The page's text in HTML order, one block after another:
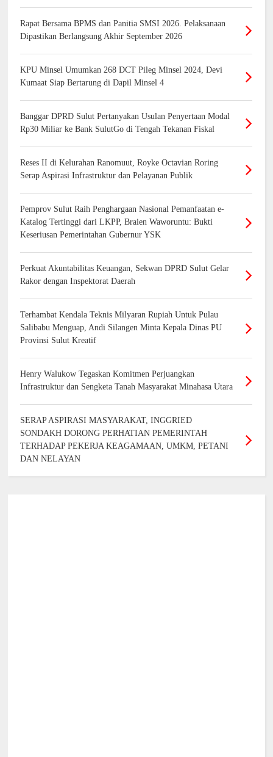
Rapat Bersama BPMS dan Panitia SMSI 2026. Pelaksanaan
Dipastikan Berlangsung Akhir September 2026
KPU Minsel Umumkan 268 DCT Pileg Minsel 2024, Devi
Kumaat Siap Bertarung di Dapil Minsel 4
Banggar DPRD Sulut Pertanyakan Usulan Penyertaan Modal
Rp30 Miliar ke Bank SulutGo di Tengah Tekanan Fiskal
Reses II di Kelurahan Ranomuut, Royke Octavian Roring
Serap Aspirasi Infrastruktur dan Pelayanan Publik
Pemprov Sulut Raih Penghargaan Nasional Pemanfaatan e-
Katalog Tertinggi dari LKPP, Braien Waworuntu: Bukti
Keseriusan Pemerintahan Gubernur YSK
Perkuat Akuntabilitas Keuangan, Sekwan DPRD Sulut Gelar
Rakor dengan Inspektorat Daerah
Terhambat Kendala Teknis Milyaran Rupiah Untuk Pulau
Salibabu Menguap, Andi Silangen Minta Kepala Dinas PU
Provinsi Sulut Kreatif
Henry Walukow Tegaskan Komitmen Perjuangkan
Infrastruktur dan Sengketa Tanah Masyarakat Minahasa Utara
SERAP ASPIRASI MASYARAKAT, INGGRIED
SONDAKH DORONG PERHATIAN PEMERINTAH
TERHADAP PEKERJA KEAGAMAAN, UMKM, PETANI
DAN NELAYAN